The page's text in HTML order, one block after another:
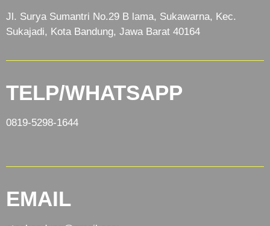
Jl. Surya Sumantri No.29 B lama, Sukawarna, Kec.
Sukajadi, Kota Bandung, Jawa Barat 40164
TELP/WHATSAPP
0819-5298-1644
EMAIL